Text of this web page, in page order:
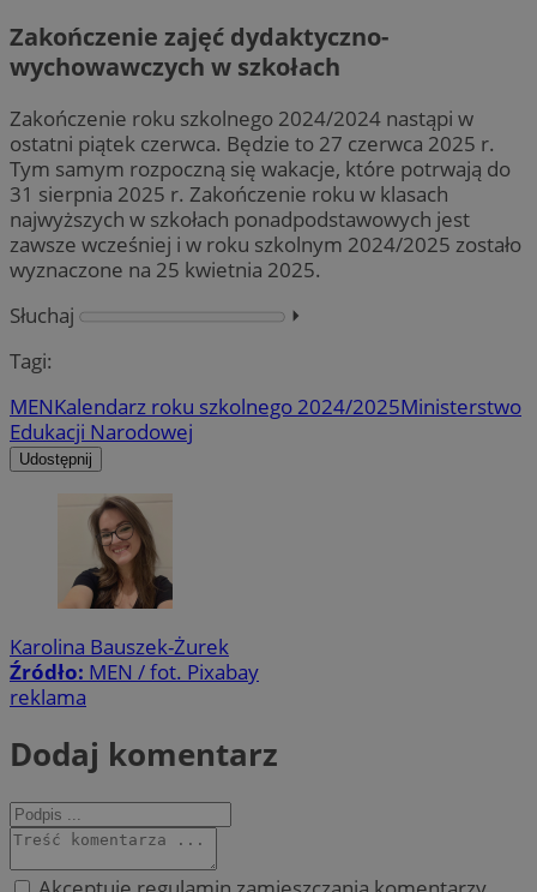
Zakończenie zajęć dydaktyczno-
wychowawczych w szkołach
Zakończenie roku szkolnego 2024/2024 nastąpi w
ostatni piątek czerwca. Będzie to 27 czerwca 2025 r.
Tym samym rozpoczną się wakacje, które potrwają do
31 sierpnia 2025 r. Zakończenie roku w klasach
najwyższych w szkołach ponadpodstawowych jest
zawsze wcześniej i w roku szkolnym 2024/2025 zostało
wyznaczone na 25 kwietnia 2025.
Słuchaj
⏵︎
Tagi:
MENKalendarz roku szkolnego 2024/2025Ministerstwo
Edukacji Narodowej
Udostępnij
Karolina Bauszek-Żurek
Źródło: MEN / fot. Pixabay
reklama
Dodaj komentarz